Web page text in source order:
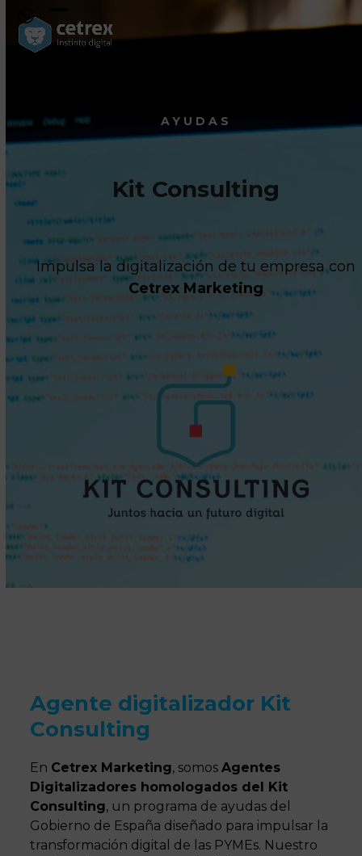
content
Open
mobile
Close
mobile
AYUDAS
Kit Consulting
Impulsa la digitalización de tu empresa con
Cetrex Marketing
Agente digitalizador Kit
Consulting
En Cetrex Marketing, somosAgentes
Digitalizadores homologados del Kit
Consulting, un programa de ayudas del
Gobierno de España diseñado para impulsar la
transformación digital de las PYMEs. Nuestro